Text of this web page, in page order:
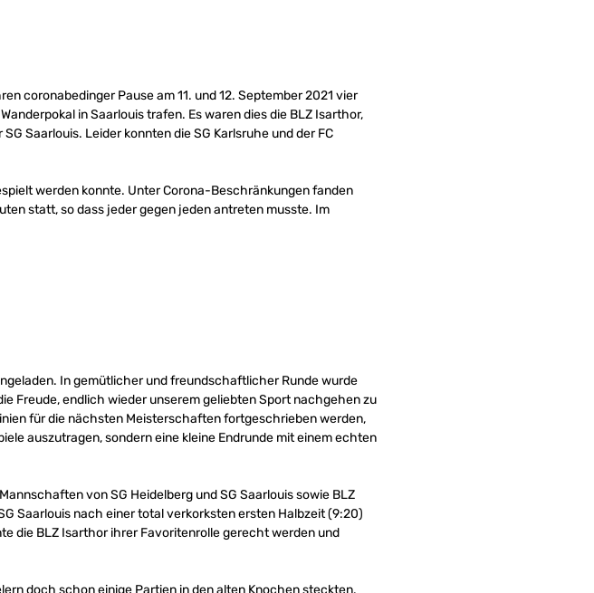
coronabedinger Pause am 11. und 12. September 2021 vier
in Saarlouis trafen. Es waren dies die BLZ Isarthor,
Saarlouis. Leider konnten die SG Karlsruhe und der FC
werden konnte. Unter Corona-Beschränkungen fanden
statt, so dass jeder gegen jeden antreten musste. Im
In gemütlicher und freundschaftlicher Runde wurde
Freude, endlich wieder unserem geliebten Sport nachgehen zu
für die nächsten Meisterschaften fortgeschrieben werden,
auszutragen, sondern eine kleine Endrunde mit einem echten
von SG Heidelberg und SG Saarlouis sowie BLZ
Saarlouis nach einer total verkorksten ersten Halbzeit (9:20)
die BLZ Isarthor ihrer Favoritenrolle gerecht werden und
doch schon einige Partien in den alten Knochen steckten.